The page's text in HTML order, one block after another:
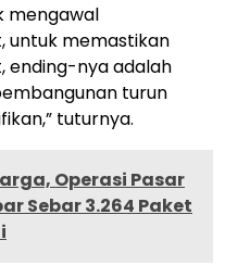
mengawal
untuk memastikan
ending-nya adalah
turun
tuturnya.
Operasi Pasar
Sebar 3.264 Paket